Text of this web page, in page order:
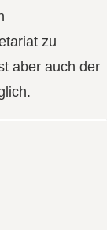
zu
aber auch der